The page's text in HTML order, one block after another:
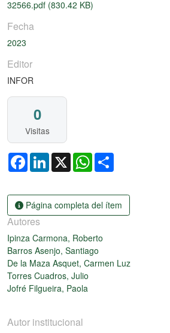
32566.pdf (830.42 KB)
Fecha
2023
Editor
INFOR
0
Visitas
FacebookLinkedIn
X WhatsApp
Página completa del ítem
Autores
Ipinza Carmona, Roberto
Barros Asenjo, Santiago
De la Maza Asquet, Carmen Luz
Torres Cuadros, Julio
Jofré Filgueira, Paola
Autor institucional